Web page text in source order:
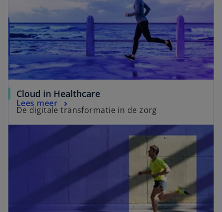
Cloud in Healthcare
De digitale transformatie in de zorg
Lees meer